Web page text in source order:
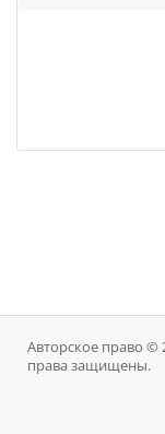
Авторское право ©
права защищены.